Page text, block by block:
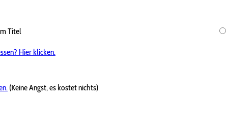
Titel
Hier klicken.
(Keine Angst, es kostet nichts)